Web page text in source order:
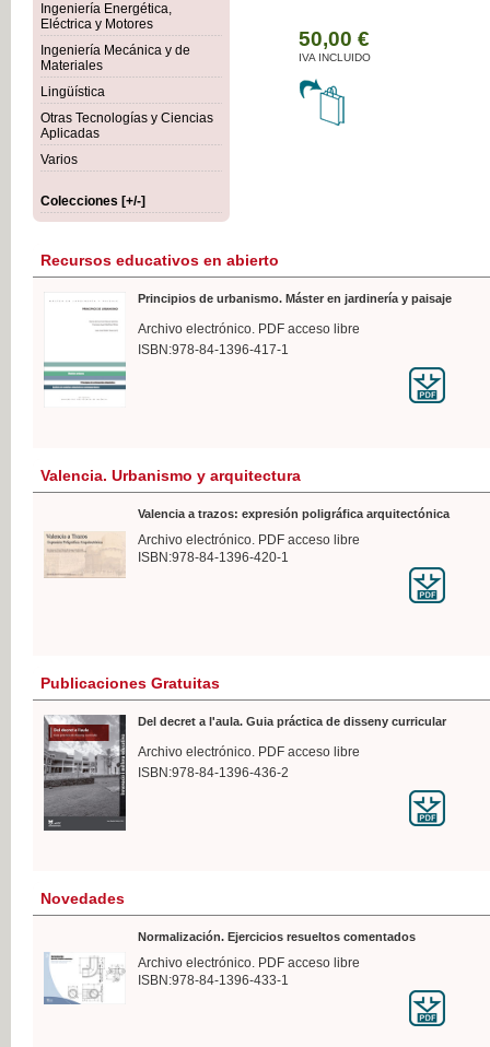
Ingeniería Energética,
Eléctrica y Motores
Ingeniería Mecánica y de
Materiales
Lingüística
Otras Tecnologías y Ciencias
Aplicadas
Varios
Colecciones [+/-]
Recursos educativos en abierto
Principios de urbanismo. Máster en jardinería y paisaje
Archivo electrónico. PDF acceso libre
ISBN:978-84-1396-417-1
Valencia. Urbanismo y arquitectura
Valencia a trazos: expresión poligráfica arquitectónica
Archivo electrónico. PDF acceso libre
ISBN:978-84-1396-420-1
Publicaciones Gratuitas
Del decret a l'aula. Guia práctica de disseny curricular
Archivo electrónico. PDF acceso libre
ISBN:978-84-1396-436-2
Novedades
Normalización. Ejercicios resueltos comentados
Archivo electrónico. PDF acceso libre
ISBN:978-84-1396-433-1